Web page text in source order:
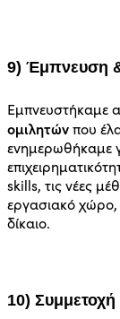
9) Έμπνευση
Εμπνευστήκαμε
ομιλητώνπου
ενημερωθήκαμε
skills, τις νέες
εργασιακό χώρο,
δίκαιο.
10)